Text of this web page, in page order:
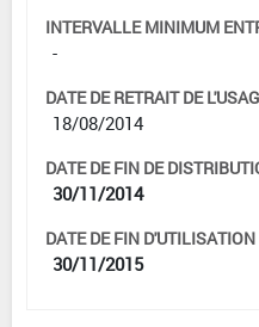
INTERVALLE MINIMUM
-
DATE DE RETRAIT DE
18/08/2014
DATE DE FIN DE
30/11/2014
DATE DE FIN D'UTILISATION
30/11/2015